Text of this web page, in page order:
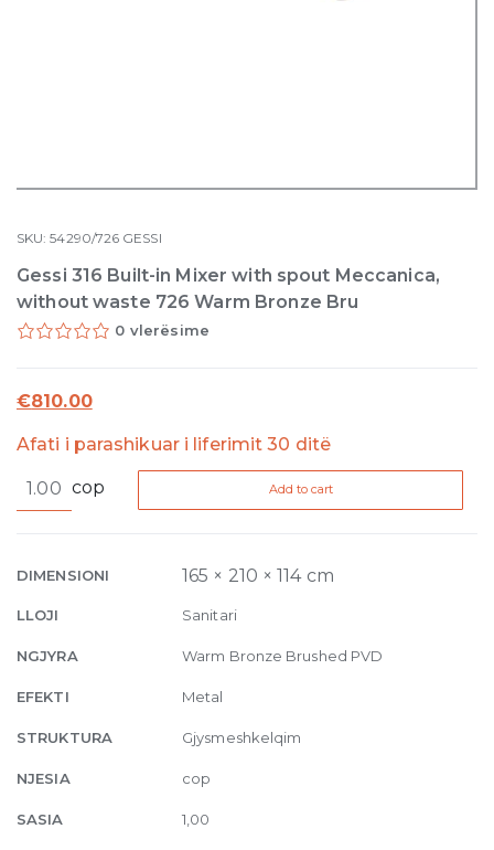
SKU:54290/726 GESSI
Gessi 316 Built-in Mixer with spout Meccanica,
without waste 726 Warm Bronze Bru
0 vlerësime
€810.00
Afati i parashikuar i liferimit 30 ditë
316
Mixer
spout
Meccanica,
waste
726
Bronze
Bru
cop Add to cart
DIMENSIONI 165 × 210 × 114 cm
LLOJI Sanitari
NGJYRA Warm Bronze Brushed PVD
EFEKTI Metal
STRUKTURA Gjysmeshkelqim
NJESIA cop
SASIA 1,00